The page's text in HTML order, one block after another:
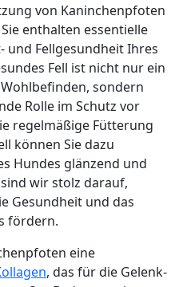
von Kaninchenpfoten
enthalten essentielle
und Fellgesundheit Ihres
Fell ist nicht nur ein
sondern
Rolle im Schutz vor
regelmäßige Fütterung
können Sie dazu
Hundes glänzend und
wir stolz darauf,
Gesundheit und das
fördern.
eine
, das für die Gelenk-